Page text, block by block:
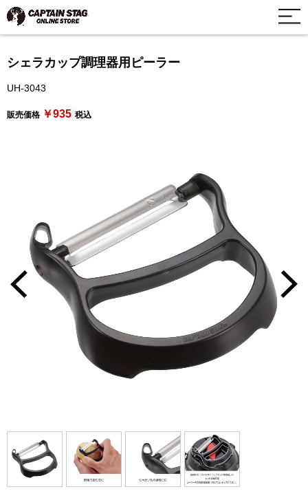
シェラカップ調理器用ピーラー
UH-3043
販売価格 ￥935 税込